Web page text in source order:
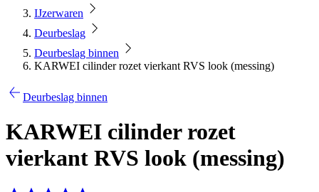
IJzerwaren
Deurbeslag
Deurbeslag binnen
KARWEI cilinder rozet vierkant RVS look (messing)
Deurbeslag binnen
KARWEI cilinder rozet
vierkant RVS look (messing)